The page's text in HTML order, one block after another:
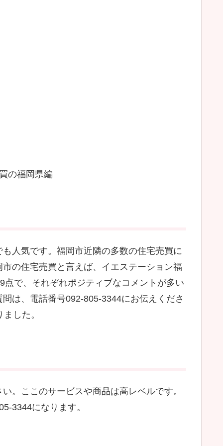
の福岡県編
人気です。福岡市近隣の多数の住宅売買に
の住宅売買と言えば、イエステーション福
で、それぞれポジティブなコメントが多い
は、電話番号092-805-3344にお伝えくださ
した。
。ここのサービスや商品は高レベルです。
3344になります。